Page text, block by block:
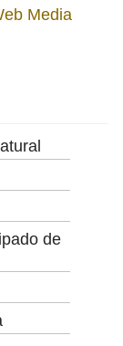
Media
de